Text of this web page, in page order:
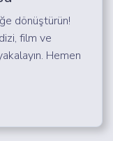
dönüştürün!
film ve
Hemen